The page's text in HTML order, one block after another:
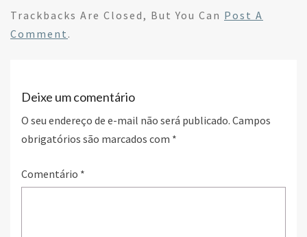
b
o
tt ke ar
Trackbacks Are Closed, But You Can Post A
Comment .
Deixe um comentário
O seu endereço de e-mail não será publicado. Campos
obrigatórios são marcados com *
Comentário *